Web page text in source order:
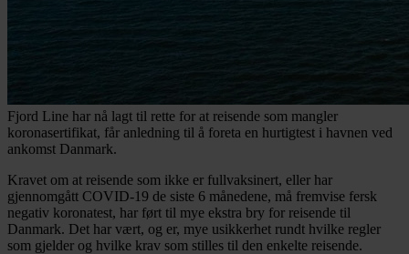
Fjord Line har nå lagt til rette for at reisende som mangler
koronasertifikat, får anledning til å foreta en hurtigtest i havnen ved
ankomst Danmark.
Kravet om at reisende som ikke er fullvaksinert, eller har
gjennomgått COVID-19 de siste 6 månedene, må fremvise fersk
negativ koronatest, har ført til mye ekstra bry for reisende til
Danmark. Det har vært, og er, mye usikkerhet rundt hvilke regler
som gjelder og hvilke krav som stilles til den enkelte reisende.